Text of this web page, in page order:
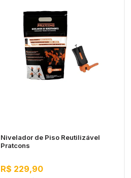
Nivelador de Piso Reutilizável
Pratcons
R$ 229,90